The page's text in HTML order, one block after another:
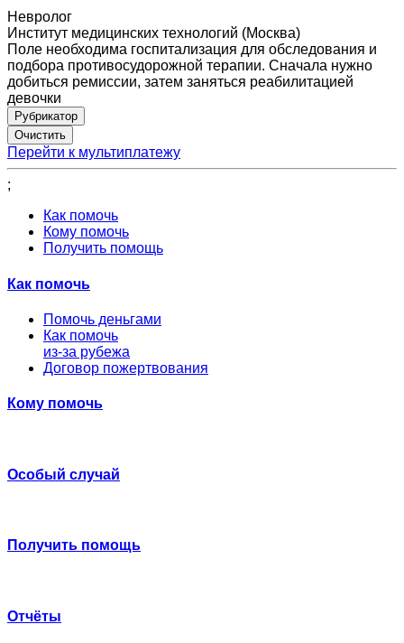
Невролог
Институт медицинских технологий (Москва)
Поле необходима госпитализация для обследования и
подбора противосудорожной терапии. Сначала нужно
добиться ремиссии, затем заняться реабилитацией
девочки
Рубрикатор
Перейти к мультиплатежу
;
Как помочь
Кому помочь
Получить помощь
Как помочь
Помочь деньгами
Как помочь
из-за рубежа
Договор пожертвования
Кому помочь
Особый случай
Получить помощь
Отчёты